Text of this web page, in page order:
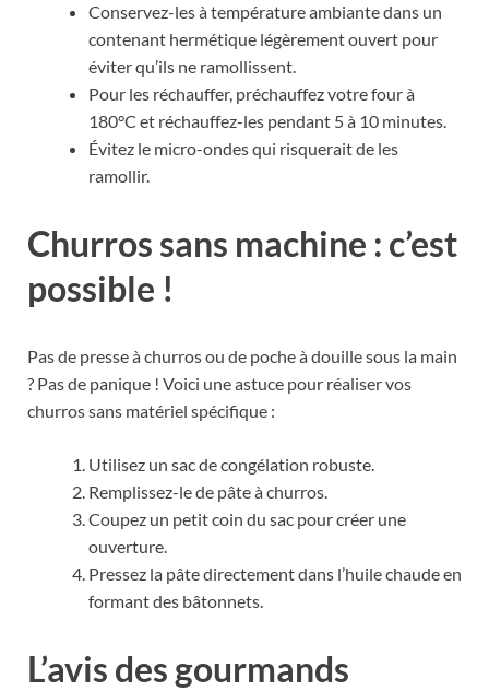
Conservez-les à température ambiante dans un
contenant hermétique légèrement ouvert pour
éviter qu’ils ne ramollissent.
Pour les réchauffer, préchauffez votre four à
180°C et réchauffez-les pendant 5 à 10 minutes.
Évitez le micro-ondes qui risquerait de les
ramollir.
Churros sans machine : c’est
possible !
Pas de presse à churros ou de poche à douille sous la main
? Pas de panique ! Voici une astuce pour réaliser vos
churros sans matériel spécifique :
Utilisez un sac de congélation robuste.
Remplissez-le de pâte à churros.
Coupez un petit coin du sac pour créer une
ouverture.
Pressez la pâte directement dans l’huile chaude en
formant des bâtonnets.
L’avis des gourmands